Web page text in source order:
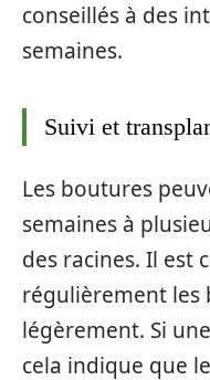
conseillés à des
semaines.
Suivi et
Les boutures
semaines à
des racines. Il est
régulièrement
légèrement. Si
cela indique que